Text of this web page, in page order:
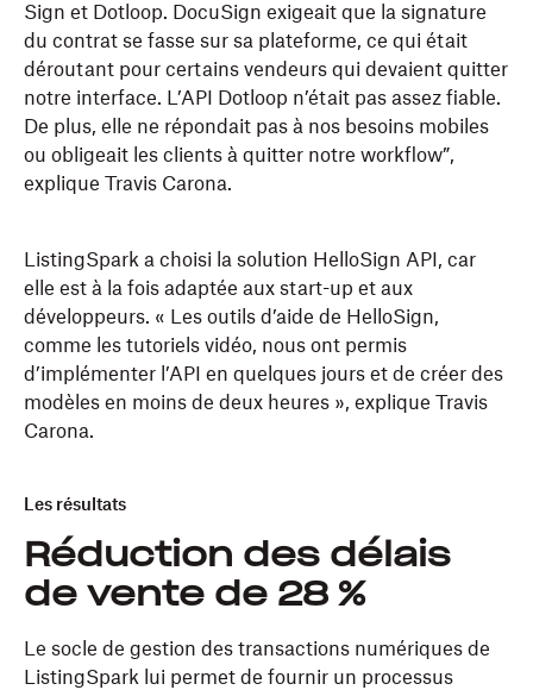
Sign et Dotloop. DocuSign exigeait que la signature
du contrat se fasse sur sa plateforme, ce qui était
déroutant pour certains vendeurs qui devaient quitter
notre interface. L’API Dotloop n’était pas assez fiable.
De plus, elle ne répondait pas à nos besoins mobiles
ou obligeait les clients à quitter notre workflow”,
explique Travis Carona.
ListingSpark a choisi la solution HelloSign API, car
elle est à la fois adaptée aux start-up et aux
développeurs. « Les outils d’aide de HelloSign,
comme les tutoriels vidéo, nous ont permis
d’implémenter l’API en quelques jours et de créer des
modèles en moins de deux heures », explique Travis
Carona.
Les résultats
Réduction des délais
de vente de 28 %
Le socle de gestion des transactions numériques de
ListingSpark lui permet de fournir un processus